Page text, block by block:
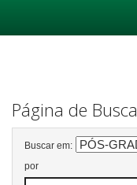
Página de Busca
Buscar em:
por